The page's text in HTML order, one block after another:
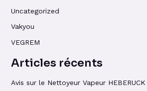
Uncategorized
Vakyou
VEGREM
Articles récents
Avis sur le Nettoyeur Vapeur